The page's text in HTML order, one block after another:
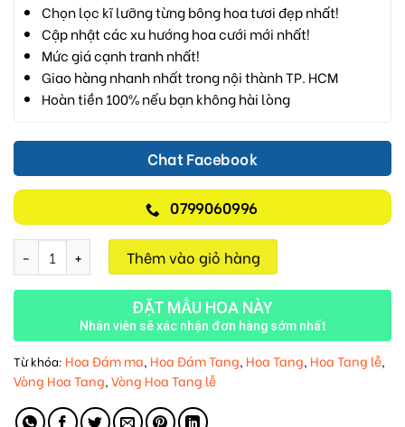
Chọn lọc kĩ lưỡng từng bông hoa tươi đẹp nhất!
Cập nhật các xu hướng hoa cưới mới nhất!
Mức giá cạnh tranh nhất!
Giao hàng nhanh nhất trong nội thành TP. HCM
Hoàn tiền 100% nếu bạn không hài lòng
Chat Facebook
0799060996
Bạch Ảnh Vĩnh Yên M125 số lượng
Thêm vào giỏ hàng
ĐẶT MẪU HOA NÀY
Nhân viên sẽ xác nhận đơn hàng sớm nhất
Từ khóa: Hoa Đám ma, Hoa Đám Tang, Hoa Tang, Hoa Tang lễ,
Vòng Hoa Tang, Vòng Hoa Tang lễ